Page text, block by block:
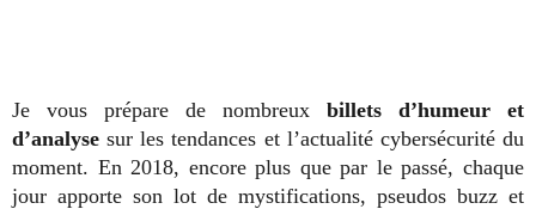
Je vous prépare de nombreux billets d’humeur et
d’analyse sur les tendances et l’actualité cybersécurité du
moment. En 2018, encore plus que par le passé, chaque
jour apporte son lot de mystifications, pseudos buzz et